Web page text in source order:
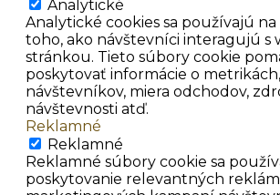
Analytické
Analytické cookies sa používajú
toho, ako návštevníci interagujú s
stránkou. Tieto súbory cookie
poskytovať informácie o
návštevníkov, miera odchodov,
návštevnosti atď.
Reklamné
Reklamné
Reklamné súbory cookie sa
poskytovanie relevantných reklám